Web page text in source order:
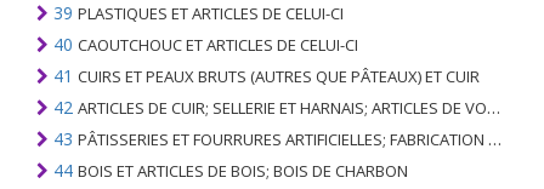
39 PLASTIQUES ET ARTICLES DE CELUI-CI
40 CAOUTCHOUC ET ARTICLES DE CELUI-CI
41 CUIRS ET PEAUX BRUTS (AUTRES QUE PÂTEAUX) ET CUIR
42 ARTICLES DE CUIR; SELLERIE ET ​​HARNAIS; ARTICLES DE VOYAGE, SACS À MAIN ET RÉCIPIENTS ANALOGUES; ARTICLES DE GUT ANIMAL (AUTRE QUE GUT DE SOIE-VERT)
43 PÂTISSERIES ET FOURRURES ARTIFICIELLES; FABRICATION DE CELLES-CI
44 BOIS ET ARTICLES DE BOIS; BOIS DE CHARBON